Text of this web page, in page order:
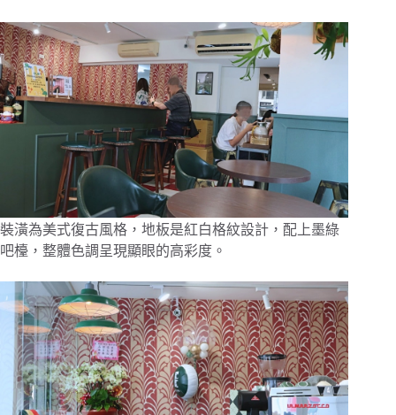
裝潢為美式復古風格，地板是紅白格紋設計，配上墨綠
吧檯，整體色調呈現顯眼的高彩度。